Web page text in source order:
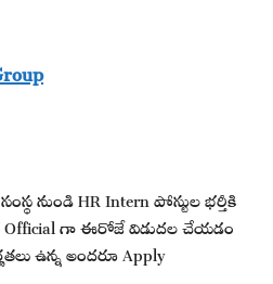
నుండి HR Intern పోస్టుల భర్తీకి
Official గా ఈరోజే విడుదల చేయడం
ఉన్న అందరూ Apply